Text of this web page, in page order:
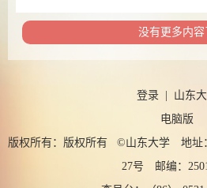
没有更多内容
登录| 山东
电脑版
版权所有：版权所有 ©山东大学 地址
27号 邮编：